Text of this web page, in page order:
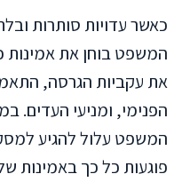
כאשר עדויות סותרות
המשפט בוחן את אמינות
את עקביות הגרסה,
הפנימי, ומניעי העדים.
המשפט עלול להגיע
פוגעות כל כך באמינות